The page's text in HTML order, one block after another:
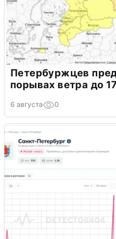
Петербуржцев
порывах ветра до
6 августа 0